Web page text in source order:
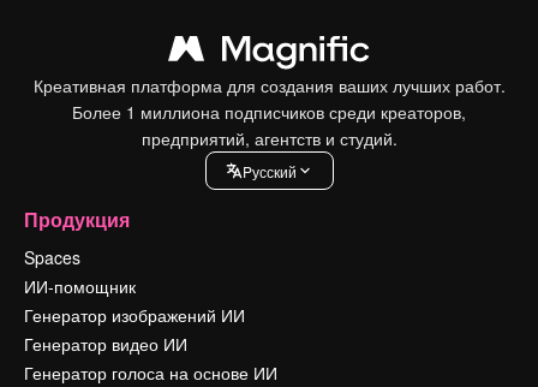
Креативная платформа для создания ваших лучших работ.
Более 1 миллиона подписчиков среди креаторов,
предприятий, агентств и студий.
Pусский
Продукция
Spaces
ИИ-помощник
Генератор изображений ИИ
Генератор видео ИИ
Генератор голоса на основе ИИ